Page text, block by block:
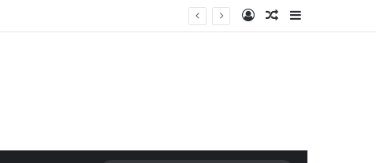
Log InRandom Article
Sidebar